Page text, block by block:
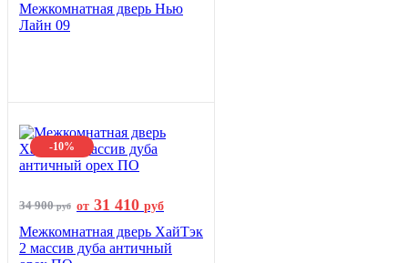
Межкомнатная дверь Нью
Лайн 09
-10%
34 900руб от 31 410 руб
Межкомнатная дверь ХайТэк
2 массив дуба античный